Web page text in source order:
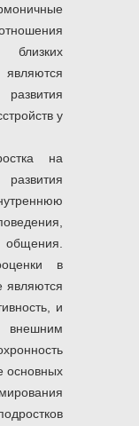
у
на
в
являются
и
основных